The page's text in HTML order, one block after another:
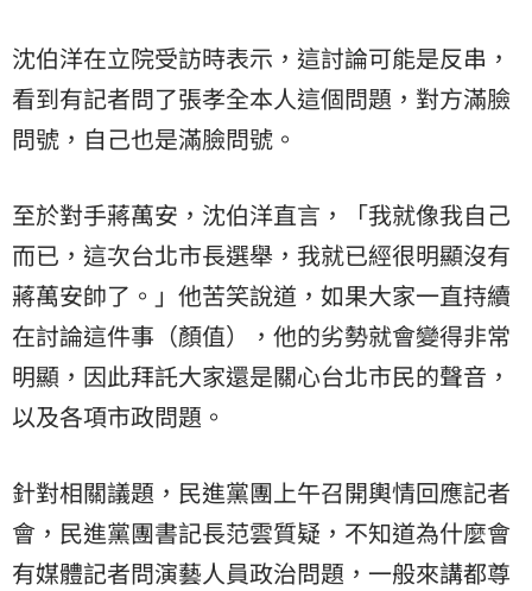
沈伯洋在立院受訪時表示，這討論可能是反串，
看到有記者問了張孝全本人這個問題，對方滿臉
問號，自己也是滿臉問號。
至於對手蔣萬安，沈伯洋直言，「我就像我自己
而已，這次台北市長選舉，我就已經很明顯沒有
蔣萬安帥了。」他苦笑說道，如果大家一直持續
在討論這件事（顏值），他的劣勢就會變得非常
明顯，因此拜託大家還是關心台北市民的聲音，
以及各項市政問題。
針對相關議題，民進黨團上午召開輿情回應記者
會，民進黨團書記長范雲質疑，不知道為什麼會
有媒體記者問演藝人員政治問題，一般來講都尊